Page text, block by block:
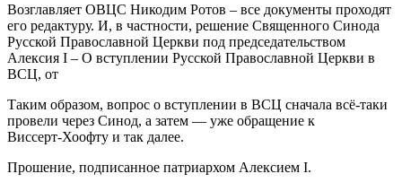
Возглавляет ОВЦС Никодим Ротов – все документы проходят
его редактуру. И, в частности, решение Священного Синода
Русской Православной Церкви под председательством
Алексия I – О вступлении Русской Православной Церкви в
ВСЦ, от
Таким образом, вопрос о вступлении в ВСЦ сначала всё-таки
провели через Синод, а затем — уже обращение к
Виссерт‑Хоофту и так далее.
Прошение, подписанное патриархом Алексием I.